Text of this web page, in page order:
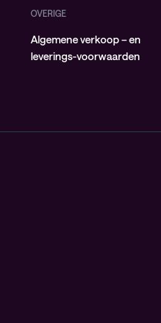
OVERIGE
Algemene verkoop – en
leverings-voorwaarden